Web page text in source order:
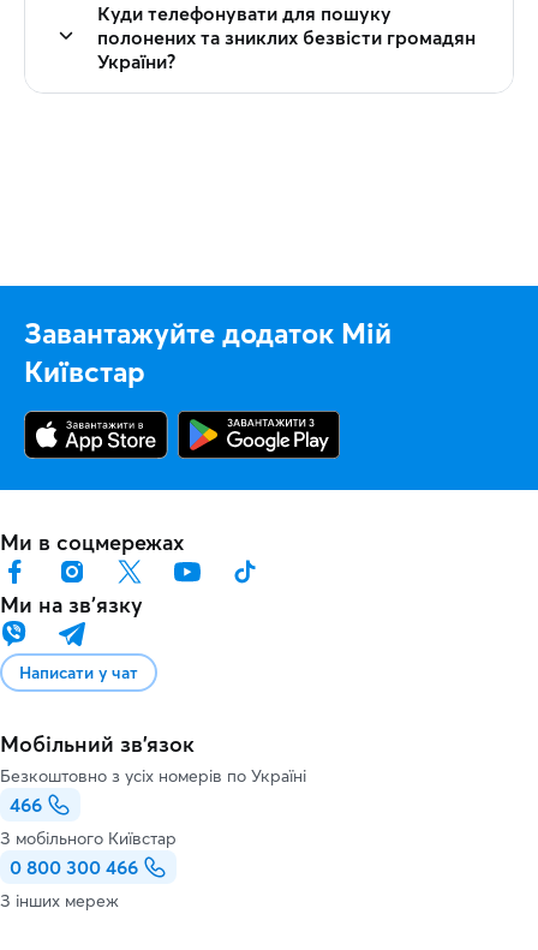
Куди телефонувати для пошуку
полонених та зниклих безвісти громадян
України?
Завантажуйте додаток Мій
Київстар
Ми в соцмережах
Ми на звʼязку
Написати у чат
Мобільний зв'язок
Безкоштовно з усіх номерів по Україні
466
З мобільного Київстар
0 800 300 466
З інших мереж